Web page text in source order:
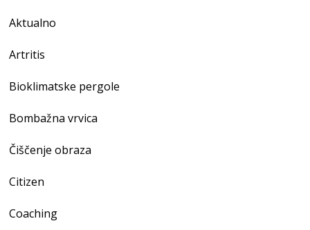
Aktualno
Artritis
Bioklimatske pergole
Bombažna vrvica
Čiščenje obraza
Citizen
Coaching